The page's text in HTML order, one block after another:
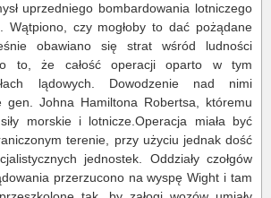
uprzedniego bombardowania lotniczego
Wątpiono, czy mogłoby to dać pożądane
obawiano się strat wśród ludności
to, że całość operacji oparto w tym
lądowych. Dowodzenie nad nimi
gen. Johna Hamiltona Robertsa, któremu
morskie i lotnicze.Operacja miała być
terenie, przy użyciu jednak dość
jednostek. Oddziały czołgów
przerzucono na wyspę Wight i tam